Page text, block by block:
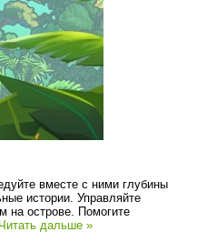
вместе с ними глубины
истории. Управляйте
на острове. Помогите
Читать дальше »